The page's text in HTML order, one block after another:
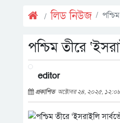
লিড নিউজ
পশ্চিম তীরে
editor
প্রকাশিত অক্টোবর ২৪, ২০২৫,